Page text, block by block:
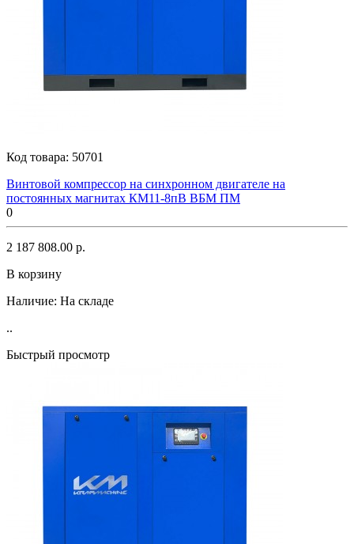
Код товара: 50701
Винтовой компрессор на синхронном двигателе на
постоянных магнитах КМ11-8пВ ВБМ ПМ
0
2 187 808.00 р.
В корзину
Наличие: На складе
..
Быстрый просмотр